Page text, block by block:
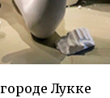
Лукке